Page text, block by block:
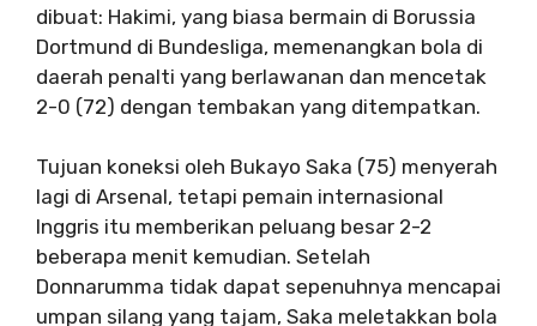
dibuat: Hakimi, yang biasa bermain di Borussia
Dortmund di Bundesliga, memenangkan bola di
daerah penalti yang berlawanan dan mencetak
2-0 (72) dengan tembakan yang ditempatkan.
Tujuan koneksi oleh Bukayo Saka (75) menyerah
lagi di Arsenal, tetapi pemain internasional
Inggris itu memberikan peluang besar 2-2
beberapa menit kemudian. Setelah
Donnarumma tidak dapat sepenuhnya mencapai
umpan silang yang tajam, Saka meletakkan bola